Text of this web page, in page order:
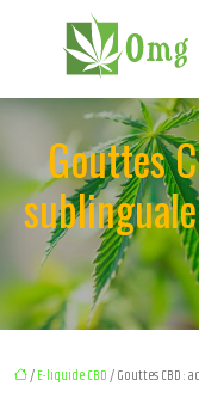
Gouttes
/E-liquide CBD/ Gouttes CBD :